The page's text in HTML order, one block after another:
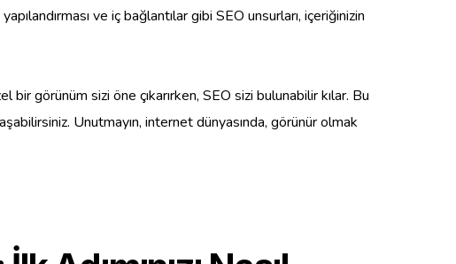
ve iç bağlantılar gibi SEO unsurları, içeriğinizin
görünüm sizi öne çıkarırken, SEO sizi bulunabilir kılar. Bu
Unutmayın, internet dünyasında, görünür olmak